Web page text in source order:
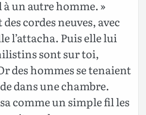
un autre homme. »
cordes neuves, avec
l’attacha. Puis elle lui
sont sur toi,
des hommes se tenaient
dans une chambre.
comme un simple fil les